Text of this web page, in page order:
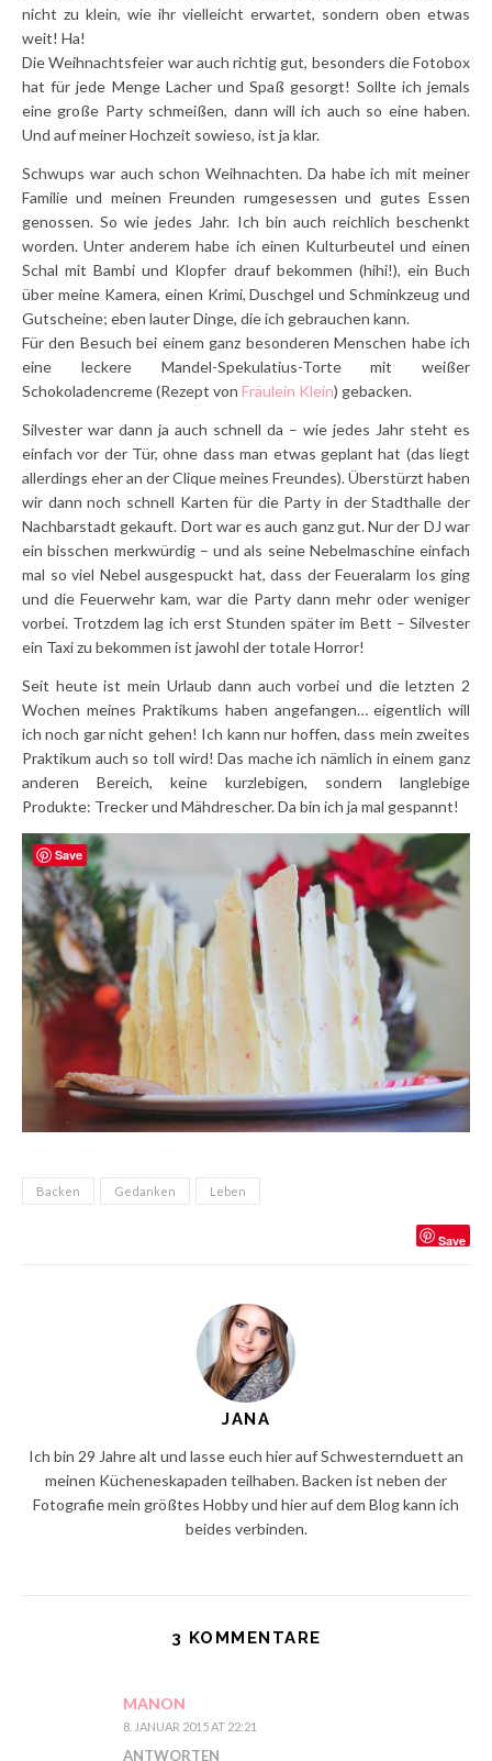
nicht zu klein, wie ihr vielleicht erwartet, sondern oben etwas
weit! Ha!
Die Weihnachtsfeier war auch richtig gut, besonders die Fotobox
hat für jede Menge Lacher und Spaß gesorgt! Sollte ich jemals
eine große Party schmeißen, dann will ich auch so eine haben.
Und auf meiner Hochzeit sowieso, ist ja klar.
Schwups war auch schon Weihnachten. Da habe ich mit meiner
Familie und meinen Freunden rumgesessen und gutes Essen
genossen. So wie jedes Jahr. Ich bin auch reichlich beschenkt
worden. Unter anderem habe ich einen Kulturbeutel und einen
Schal mit Bambi und Klopfer drauf bekommen (hihi!), ein Buch
über meine Kamera, einen Krimi, Duschgel und Schminkzeug und
Gutscheine; eben lauter Dinge, die ich gebrauchen kann.
Für den Besuch bei einem ganz besonderen Menschen habe ich
eine leckere Mandel-Spekulatius-Torte mit weißer
Schokoladencreme (Rezept von Fräulein Klein) gebacken.
Silvester war dann ja auch schnell da – wie jedes Jahr steht es
einfach vor der Tür, ohne dass man etwas geplant hat (das liegt
allerdings eher an der Clique meines Freundes). Überstürzt haben
wir dann noch schnell Karten für die Party in der Stadthalle der
Nachbarstadt gekauft. Dort war es auch ganz gut. Nur der DJ war
ein bisschen merkwürdig – und als seine Nebelmaschine einfach
mal so viel Nebel ausgespuckt hat, dass der Feueralarm los ging
und die Feuerwehr kam, war die Party dann mehr oder weniger
vorbei. Trotzdem lag ich erst Stunden später im Bett – Silvester
ein Taxi zu bekommen ist jawohl der totale Horror!
Seit heute ist mein Urlaub dann auch vorbei und die letzten 2
Wochen meines Praktikums haben angefangen… eigentlich will
ich noch gar nicht gehen! Ich kann nur hoffen, dass mein zweites
Praktikum auch so toll wird! Das mache ich nämlich in einem ganz
anderen Bereich, keine kurzlebigen, sondern langlebige
Produkte: Trecker und Mähdrescher. Da bin ich ja mal gespannt!
Backen Gedanken Leben
Save
JANA
Ich bin 29 Jahre alt und lasse euch hier auf Schwesternduett an
meinen Kücheneskapaden teilhaben. Backen ist neben der
Fotografie mein größtes Hobby und hier auf dem Blog kann ich
beides verbinden.
3 KOMMENTARE
MANON
8. JANUAR 2015 AT 22:21
ANTWORTEN
Save